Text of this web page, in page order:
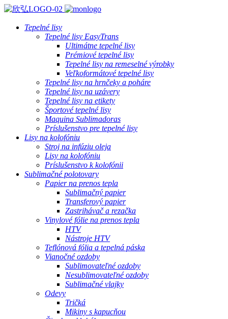
Tepelné lisy
Tepelné lisy EasyTrans
Ultimátne tepelné lisy
Prémiové tepelné lisy
Tepelné lisy na remeselné výrobky
Veľkoformátové tepelné lisy
Tepelné lisy na hrnčeky a poháre
Tepelné lisy na uzávery
Tepelné lisy na etikety
Športové tepelné lisy
Maquina Sublimadoras
Príslušenstvo pre tepelné lisy
Lisy na kolofóniu
Stroj na infúziu oleja
Lisy na kolofóniu
Príslušenstvo k kolofónii
Sublimačné polotovary
Papier na prenos tepla
Sublimačný papier
Transferový papier
Zastrihávač a rezačka
Vinylové fólie na prenos tepla
HTV
Nástroje HTV
Teflónová fólia a tepelná páska
Vianočné ozdoby
Sublimovateľné ozdoby
Nesublimovateľné ozdoby
Sublimačné vlajky
Odevy
Tričká
Mikiny s kapucňou